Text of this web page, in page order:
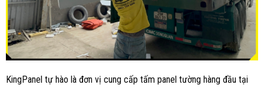
KingPanel tự hào là đơn vị cung cấp tấm panel tường hàng đầu tại